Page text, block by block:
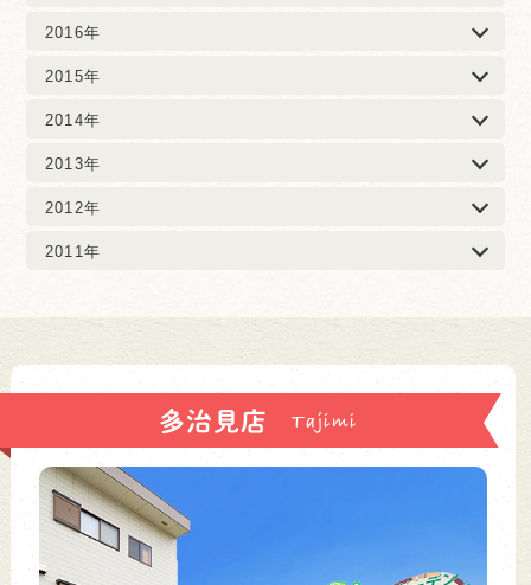
2016年
2015年
2014年
2013年
2012年
2011年
多治見店